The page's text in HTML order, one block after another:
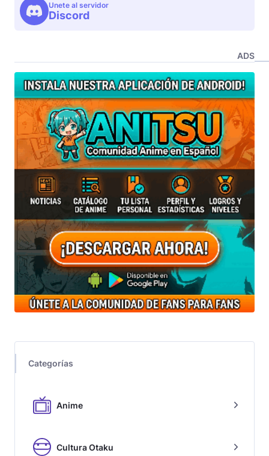
Unete al servidor
Discord
ADS
Categorías
Anime
Cultura Otaku